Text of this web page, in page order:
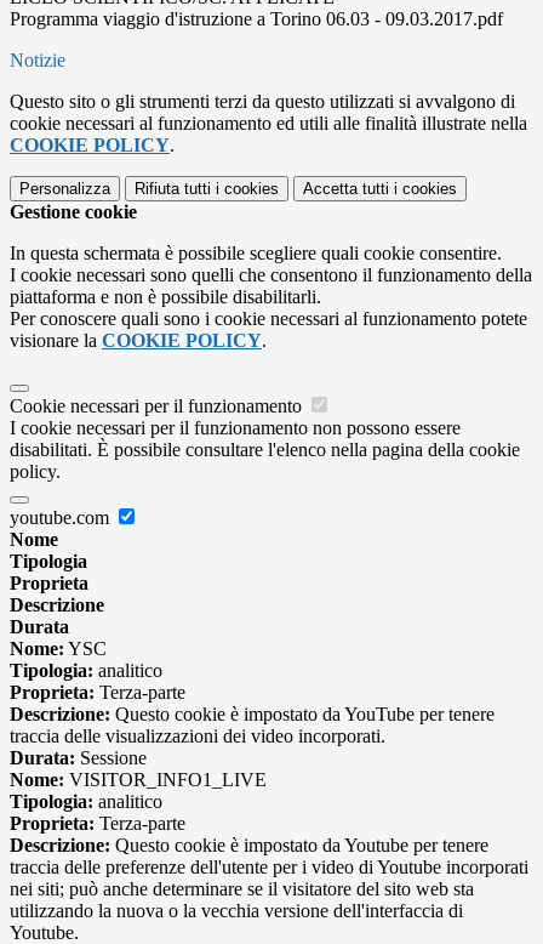
Programma viaggio d'istruzione a Torino 06.03 - 09.03.2017.pdf
Notizie
Questo sito o gli strumenti terzi da questo utilizzati si avvalgono di
cookie necessari al funzionamento ed utili alle finalità illustrate nella
COOKIE POLICY.
Personalizza Rifiuta tutti i cookies Accetta tutti i cookies
Gestione cookie
In questa schermata è possibile scegliere quali cookie consentire.
I cookie necessari sono quelli che consentono il funzionamento della
piattaforma e non è possibile disabilitarli.
Per conoscere quali sono i cookie necessari al funzionamento potete
visionare la COOKIE POLICY.
Cookie necessari per il funzionamento
I cookie necessari per il funzionamento non possono essere
disabilitati. È possibile consultare l'elenco nella pagina della cookie
policy.
youtube.com
Nome
Tipologia
Proprieta
Descrizione
Durata
Nome: YSC
Tipologia: analitico
Proprieta: Terza-parte
Descrizione: Questo cookie è impostato da YouTube per tenere
traccia delle visualizzazioni dei video incorporati.
Durata: Sessione
Nome: VISITOR_INFO1_LIVE
Tipologia: analitico
Proprieta: Terza-parte
Descrizione: Questo cookie è impostato da Youtube per tenere
traccia delle preferenze dell'utente per i video di Youtube incorporati
nei siti; può anche determinare se il visitatore del sito web sta
utilizzando la nuova o la vecchia versione dell'interfaccia di
Youtube.